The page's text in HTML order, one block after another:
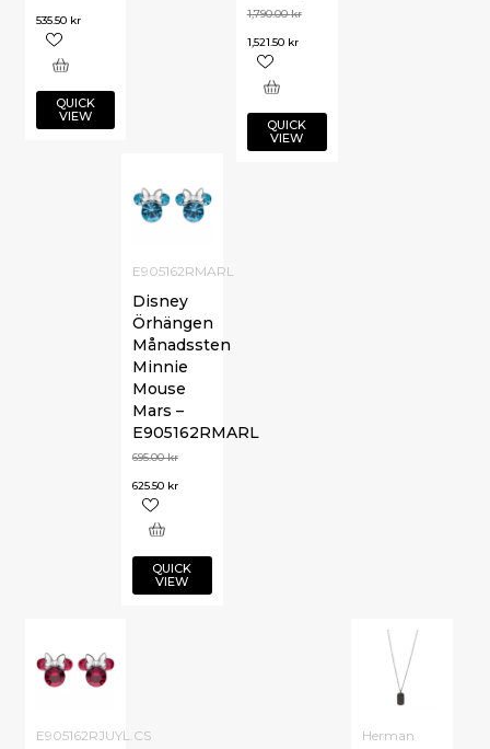
1,790.00kr
1,521.50 kr
QUICK
VIEW
535.50 kr
QUICK
VIEW
E905162RMARL
Disney
Örhängen
Månadssten
Minnie
Mouse
Mars –
E905162RMARL
695.00kr
625.50 kr
QUICK
VIEW
E905162RJUYL.CS
Herman